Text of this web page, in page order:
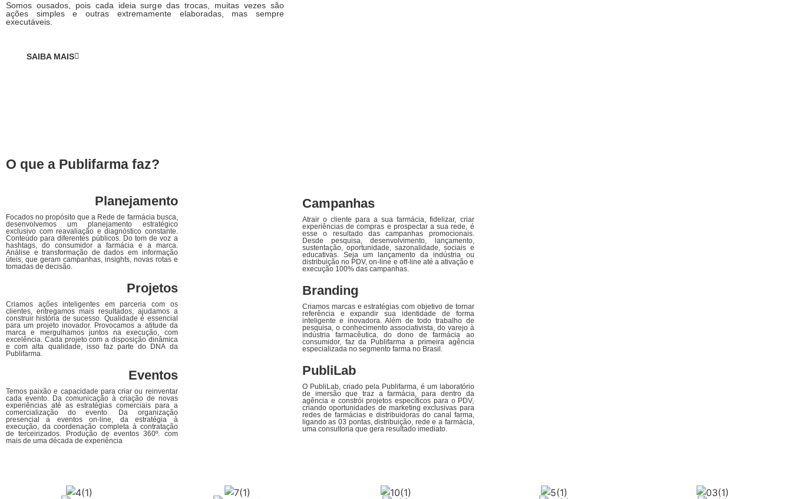
Somos ousados, pois cada ideia surge das trocas, muitas vezes são
ações simples e outras extremamente elaboradas, mas sempre
executáveis.
SAIBA MAIS
O que a Publifarma faz?
Planejamento
Focados no propósito que a Rede de farmácia busca,
desenvolvemos um planejamento estratégico
exclusivo com reavaliação e diagnóstico constante.
Conteúdo para diferentes públicos. Do tom de voz a
hashtags, do consumidor a farmácia e a marca.
Análise e transformação de dados em informação
úteis, que geram campanhas, insights, novas rotas e
tomadas de decisão.
Projetos
Criamos ações inteligentes em parceria com os
clientes, entregamos mais resultados, ajudamos a
construir história de sucesso. Qualidade é essencial
para um projeto inovador. Provocamos a atitude da
marca e mergulhamos juntos na execução, com
excelência. Cada projeto com a disposição dinâmica
e com alta qualidade, isso faz parte do DNA da
Publifarma.
Eventos
Temos paixão e capacidade para criar ou reinventar
cada evento. Da comunicação à criação de novas
experiências até as estratégias comerciais para a
comercialização do evento. Da organização
presencial a eventos on-line, da estratégia à
execução, da coordenação completa à contratação
de terceirizados. Produção de eventos 360º. com
mais de uma década de experiência
Campanhas
Atrair o cliente para a sua farmácia, fidelizar, criar
experiências de compras e prospectar a sua rede, é
esse o resultado das campanhas promocionais.
Desde pesquisa, desenvolvimento, lançamento,
sustentação, oportunidade, sazonalidade, sociais e
educativas. Seja um lançamento da indústria ou
distribuição no PDV, on-line e off-line até a ativação e
execução 100% das campanhas.
Branding
Criamos marcas e estratégias com objetivo de tornar
referência e expandir sua identidade de forma
inteligente e inovadora. Além de todo trabalho de
pesquisa, o conhecimento associativista, do varejo à
indústria farmacêutica, do dono de farmácia ao
consumidor, faz da Publifarma a primeira agência
especializada no segmento farma no Brasil.
PubliLab
O PubliLab, criado pela Publifarma, é um laboratório
de imersão que traz a farmácia, para dentro da
agência e constrói projetos específicos para o PDV,
criando oportunidades de marketing exclusivas para
redes de farmácias e distribuidoras do canal farma,
ligando as 03 pontas, distribuição, rede e a farmácia,
uma consultoria que gera resultado imediato.